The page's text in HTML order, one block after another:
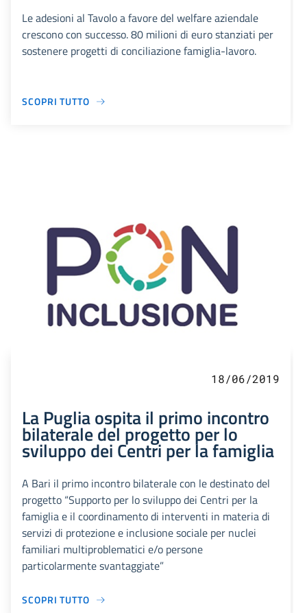
Le adesioni al Tavolo a favore del welfare aziendale
crescono con successo. 80 milioni di euro stanziati per
sostenere progetti di conciliazione famiglia-lavoro.
SCOPRI TUTTO
18/06/2019
La Puglia ospita il primo incontro
bilaterale del progetto per lo
sviluppo dei Centri per la famiglia
A Bari il primo incontro bilaterale con le destinato del
progetto “Supporto per lo sviluppo dei Centri per la
famiglia e il coordinamento di interventi in materia di
servizi di protezione e inclusione sociale per nuclei
familiari multiproblematici e/o persone
particolarmente svantaggiate”
SCOPRI TUTTO